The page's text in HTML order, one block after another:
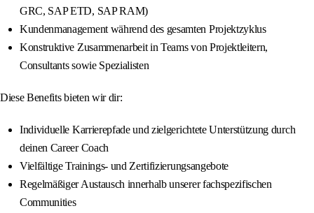
GRC, SAP ETD, SAP RAM)
Kundenmanagement während des gesamten Projektzyklus
Konstruktive Zusammenarbeit in Teams von Projektleitern,
Consultants sowie Spezialisten
Diese Benefits bieten wir dir:
Individuelle Karrierepfade und zielgerichtete Unterstützung durch
deinen Career Coach
Vielfältige Trainings- und Zertifizierungsangebote
Regelmäßiger Austausch innerhalb unserer fachspezifischen
Communities